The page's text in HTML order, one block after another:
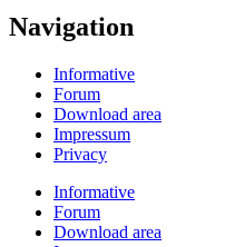
Navigation
Informative
Forum
Download area
Impressum
Privacy
Informative
Forum
Download area